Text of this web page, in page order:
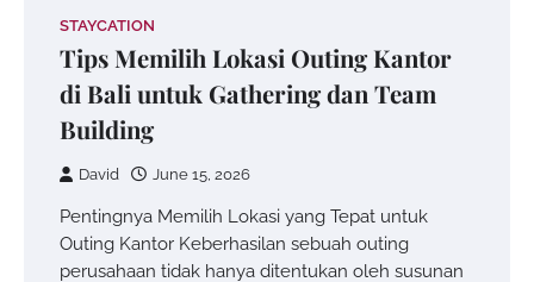
STAYCATION
Tips Memilih Lokasi Outing Kantor
di Bali untuk Gathering dan Team
Building
David June 15, 2026
Pentingnya Memilih Lokasi yang Tepat untuk
Outing Kantor Keberhasilan sebuah outing
perusahaan tidak hanya ditentukan oleh susunan